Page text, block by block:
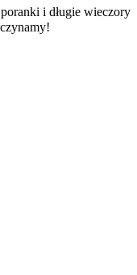
i długie wieczory